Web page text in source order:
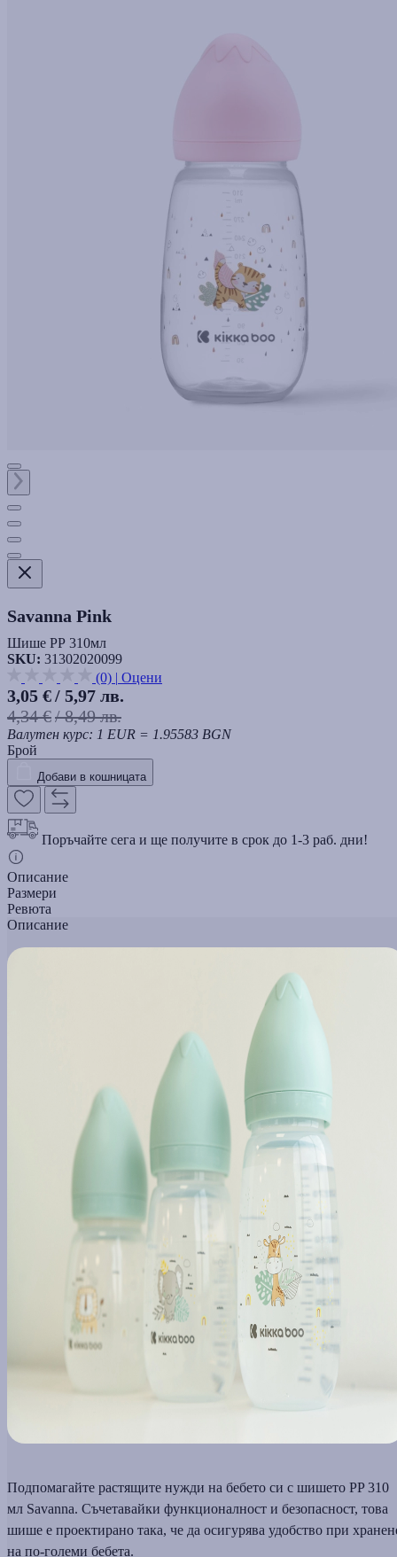
Savanna Pink
Шише РР 310мл
SKU: 31302020099
(0) | Оцени
3,05 €/ 5,97 лв.
4,34 €/ 8,49 лв.
Валутен курс: 1 EUR = 1.95583 BGN
Брой
Добави в кошницата
Поръчайте сега и ще получите в срок до 1-3 раб. дни!
Описание
Размери
Ревюта
Описание
Подпомагайте растящите нужди на бебето си с шишето PP 310
мл Savanna. Съчетавайки функционалност и безопасност, това
шише е проектирано така, че да осигурява удобство при
на по-големи бебета.